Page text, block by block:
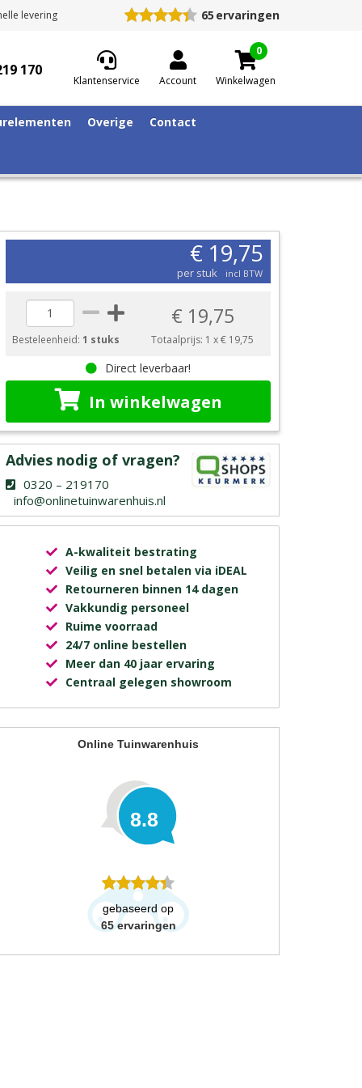
levering 65 ervaringen
170
Klantenservice Account
0
Winkelwagen
Overige Contact
€ 19,75
per stuk incl BTW
Besteleenheid:1 stuks
€ 19,75
Totaalprijs: 1 x€ 19,75
Direct leverbaar!
In winkelwagen
Advies nodig of vragen?
0320 – 219170
info@onlinetuinwarenhuis.nl
A-kwaliteit bestrating
Veilig en snel betalen via iDEAL
Retourneren binnen 14 dagen
Vakkundig personeel
Ruime voorraad
24/7 online bestellen
Meer dan 40 jaar ervaring
Centraal gelegen showroom
Online Tuinwarenhuis
8.8
gebaseerd op
65 ervaringen